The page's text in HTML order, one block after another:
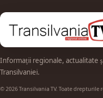
Informații regionale, actualitate
Transilvaniei.
© 2026 Transilvania TV. Toate drepturile